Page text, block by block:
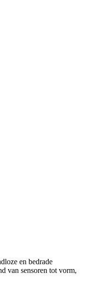
en bedrade
van sensoren tot vorm,